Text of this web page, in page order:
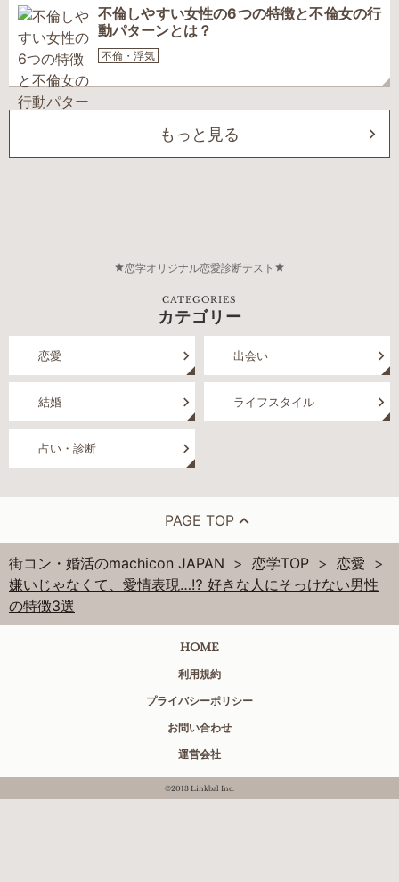
不倫しやすい女性の6つの特徴と不倫女の行
動パターンとは？
不倫・浮気
もっと見る
恋学オリジナル恋愛診断テスト
CATEGORIES
カテゴリー
恋愛 出会い
結婚 ライフスタイル
占い・診断
PAGE TOP
街コン・婚活のmachicon JAPAN 恋学TOP
恋愛
嫌いじゃなくて、愛情表現…⁉ 好きな人にそっけない男性
の特徴3選
HOME
利用規約
プライバシーポリシー
お問い合わせ
運営会社
©2013 Linkbal Inc.